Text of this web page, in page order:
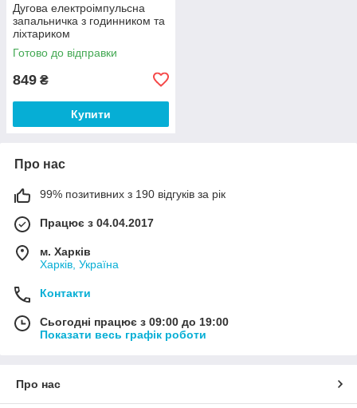
Дугова електроімпульсна
запальничка з годинником та
ліхтариком
Готово до відправки
849 ₴
Купити
Про нас
99% позитивних з 190 відгуків за рік
Працює з 04.04.2017
м. Харків
Харків, Україна
Контакти
Сьогодні працює з 09:00 до 19:00
Показати весь графік роботи
Про нас